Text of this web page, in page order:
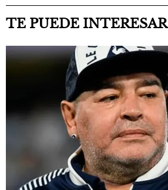
TE PUEDE INTERESAR